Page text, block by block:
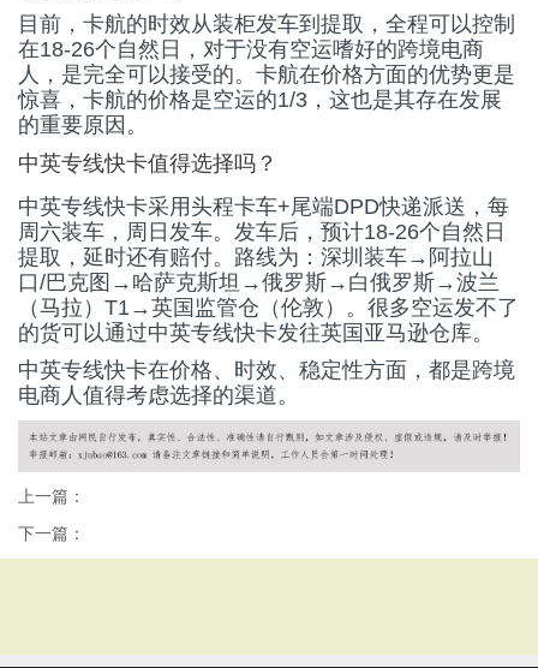
目前，卡航的时效从装柜发车到提取，全程可以控制
在18-26个自然日，对于没有空运嗜好的跨境电商
人，是完全可以接受的。卡航在价格方面的优势更是
惊喜，卡航的价格是空运的1/3，这也是其存在发展
的重要原因。
中英专线快卡值得选择吗？
中英专线快卡采用头程卡车+尾端DPD快递派送，每
周六装车，周日发车。发车后，预计18-26个自然日
提取，延时还有赔付。路线为：深圳装车→阿拉山
口/巴克图→哈萨克斯坦→俄罗斯→白俄罗斯→波兰
（马拉）T1→英国监管仓（伦敦）。很多空运发不了
的货可以通过中英专线快卡发往英国亚马逊仓库。
中英专线快卡在价格、时效、稳定性方面，都是跨境
电商人值得考虑选择的渠道。
上一篇：
下一篇：